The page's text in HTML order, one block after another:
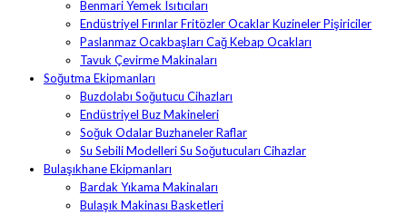
Benmari Yemek Isıtıcıları
Endüstriyel Fırınlar Fritözler Ocaklar Kuzineler Pişiriciler
Paslanmaz Ocakbaşları Cağ Kebap Ocakları
Tavuk Çevirme Makinaları
Soğutma Ekipmanları
Buzdolabı Soğutucu Cihazları
Endüstriyel Buz Makineleri
Soğuk Odalar Buzhaneler Raflar
Su Sebili Modelleri Su Soğutucuları Cihazlar
Bulaşıkhane Ekipmanları
Bardak Yıkama Makinaları
Bulaşık Makinası Basketleri